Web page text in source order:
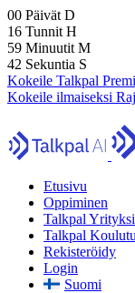
00 Päivät D
16 Tunnit H
59 Minuutit M
41 Sekuntia S
Kokeile Talkpal
Kokeile ilmaiseksi
Etusivu
Oppiminen
Talkpal
Talkpal
Rekisteröidy
Login
Suomi